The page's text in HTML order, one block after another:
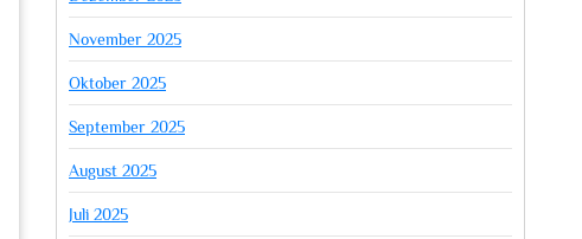
November 2025
Oktober 2025
September 2025
August 2025
Juli 2025